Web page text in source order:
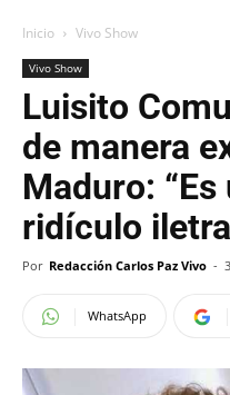
Inicio Vivo Show
Vivo Show
Luisito
de manera
Maduro:
ridículo
Por Redacción Carlos Paz Vivo -
WhatsApp